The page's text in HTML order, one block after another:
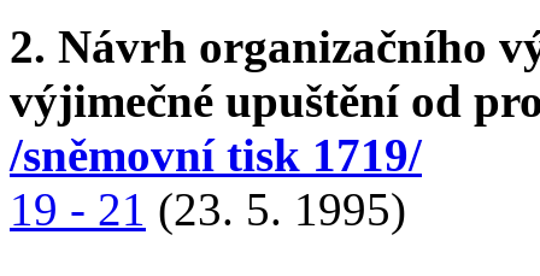
2. Návrh organizačního
výjimečné upuštění od
/sněmovní tisk 1719/
19 - 21 (23. 5. 1995)